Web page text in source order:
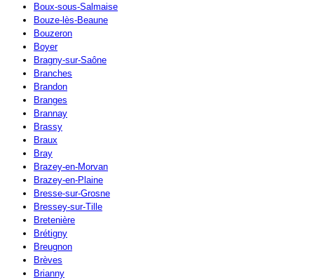
Boux-sous-Salmaise
Bouze-lès-Beaune
Bouzeron
Boyer
Bragny-sur-Saône
Branches
Brandon
Branges
Brannay
Brassy
Braux
Bray
Brazey-en-Morvan
Brazey-en-Plaine
Bresse-sur-Grosne
Bressey-sur-Tille
Bretenière
Brétigny
Breugnon
Brèves
Brianny